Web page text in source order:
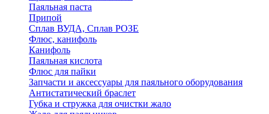
Паяльная паста
Припой
Сплав ВУДА, Сплав РОЗЕ
Флюс, канифоль
Канифоль
Паяльная кислота
Флюс для пайки
Запчасти и аксессуары для паяльного оборудования
Антистатический браслет
Губка и стружка для очистки жало